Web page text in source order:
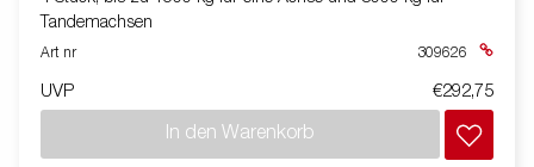
Tandemachsen
Art nr 309626
UVP €292,75
In den Warenkorb